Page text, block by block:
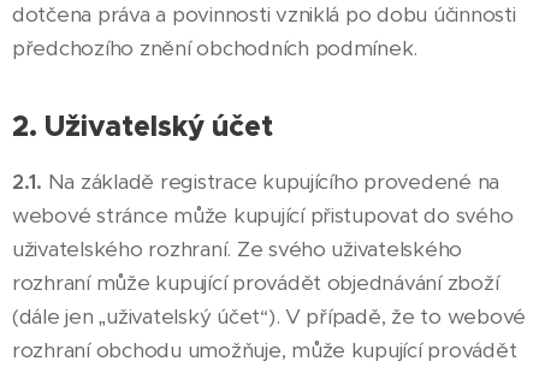
dotčena práva a povinnosti vzniklá po dobu účinnosti
předchozího znění obchodních podmínek.
2. Uživatelský účet
2.1. Na základě registrace kupujícího provedené na
webové stránce může kupující přistupovat do svého
uživatelského rozhraní. Ze svého uživatelského
rozhraní může kupující provádět objednávání zboží
(dále jen „uživatelský účet“). V případě, že to webové
rozhraní obchodu umožňuje, může kupující provádět